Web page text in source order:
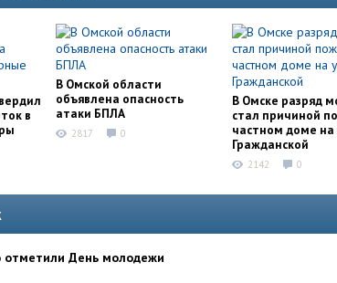
в
В Омской области
объявлена опасность
атаки БПЛА
2817 0
В Омске разряд
стал причиной
частном доме на
Гражданской
2142 0
День молодежи